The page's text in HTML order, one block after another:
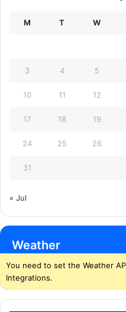
M T W
3 4 5
10 11 12
17 18 19
24 25 26
31
« Jul
Weather
You need to set the Weather
Integrations.